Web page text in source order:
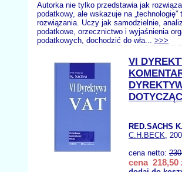
Autorka nie tylko przedstawia jak
podatkowy, ale wskazuje na „technologię”
rozwiązania. Uczy jak samodzielnie,
podatkowe, orzecznictwo i wyjaśnienia
podatkowych, dochodzić do wła... >>>
VI
RED.SACHS
C.H.BECK,
cena netto:
cena 218,50